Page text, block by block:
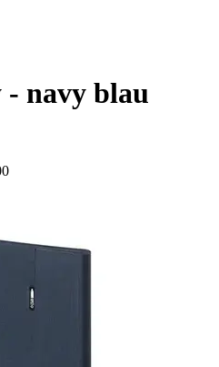
- navy blau